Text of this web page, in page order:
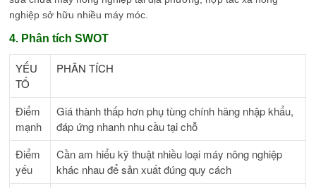
nghiệp sở hữu nhiều máy móc.
4. Phân tích SWOT
YẾU
TỐ
PHÂN TÍCH
Điểm
mạnh
Giá thành thấp hơn phụ tùng chính hãng nhập khẩu,
đáp ứng nhanh nhu cầu tại chỗ
Điểm
yếu
Cần am hiểu kỹ thuật nhiều loại máy nông nghiệp
khác nhau để sản xuất đúng quy cách